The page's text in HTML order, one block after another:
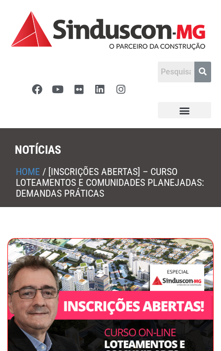
NOTÍCIAS
HOME / [INSCRIÇÕES ABERTAS] – CURSO
LOTEAMENTOS E COMUNIDADES PLANEJADAS:
DEMANDAS PRÁTICAS